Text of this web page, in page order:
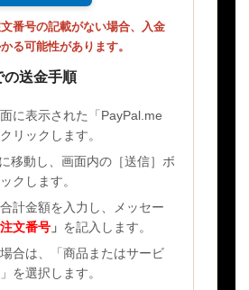
文番号の記載がない場合、入金
る可能性があります。
の送金手順
に表示された「PayPal.me
リックします。
移動し、画面内の［送信］ボ
クします。
計金額を入力し、メッセー
文番号 」 を記入します。
合は、「商品またはサービ
を選択します。